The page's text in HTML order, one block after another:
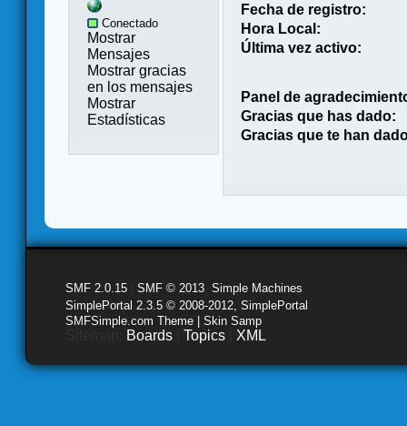
Conectado
Mostrar
Mensajes
Mostrar gracias
en los mensajes
Mostrar
Estadísticas
Fecha de registro:
Hora Local:
Última vez activo:
Panel de
Gracias que has dado:
Gracias que te han
SMF 2.0.15 SMF © 2013 Simple Machines
SimplePortal 2.3.5 © 2008-2012, SimplePortal
SMFSimple.com Theme | Skin Samp
Boards Topics XML